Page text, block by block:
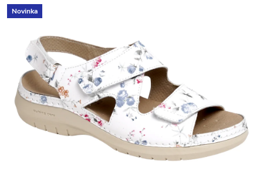
Novinka